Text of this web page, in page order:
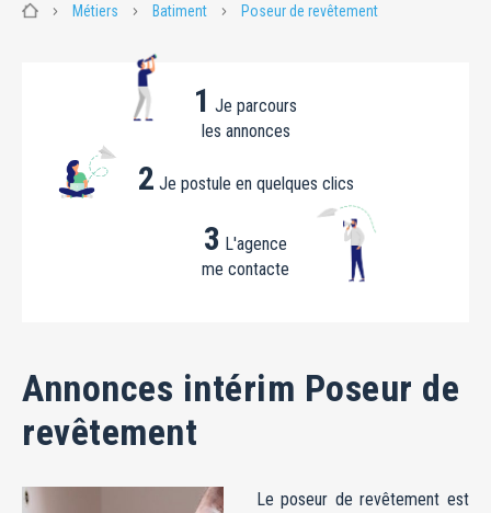
Métiers Batiment Poseur de revêtement
1 Je parcours
les annonces
2 Je postule en quelques clics
3 L'agence
me contacte
Annonces intérim Poseur de
revêtement
Le poseur de revêtement est